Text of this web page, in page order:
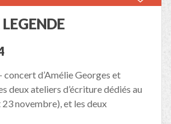
concert d’Amélie Georges et
deux ateliers d’écriture dédiés au
novembre), et les deux